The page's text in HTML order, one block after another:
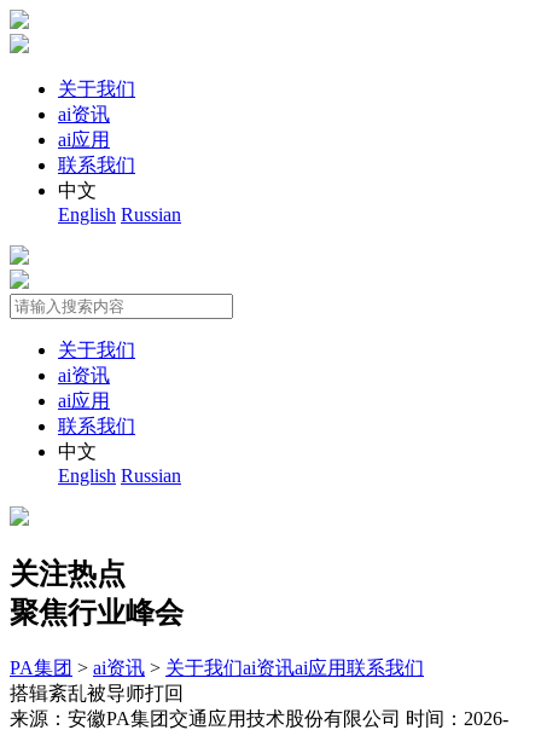
关于我们
ai资讯
ai应用
联系我们
中文
English Russian
关于我们
ai资讯
ai应用
联系我们
中文
English Russian
关注热点
聚焦行业峰会
PA集团 > ai资讯 > 关于我们ai资讯ai应用联系我们
搭辑紊乱被导师打回
来源：安徽PA集团交通应用技术股份有限公司 时间：2026-